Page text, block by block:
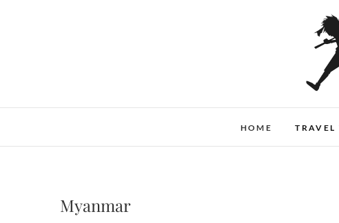
HOME TRAVEL
Myanmar